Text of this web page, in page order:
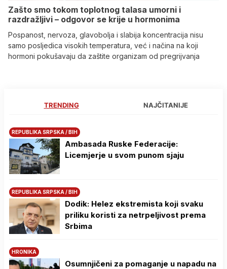
Zašto smo tokom toplotnog talasa umorni i
razdražljivi – odgovor se krije u hormonima
Pospanost, nervoza, glavobolja i slabija koncentracija nisu
samo posljedica visokih temperatura, već i načina na koji
hormoni pokušavaju da zaštite organizam od pregrijvanja
TRENDING NAJČITANIJE
REPUBLIKA SRPSKA / BIH
Ambasada Ruske Federacije:
Licemjerje u svom punom sjaju
REPUBLIKA SRPSKA / BIH
Dodik: Helez ekstremista koji svaku
priliku koristi za netrpeljivost prema
Srbima
HRONIKA
Osumnjičeni za pomaganje u napadu na